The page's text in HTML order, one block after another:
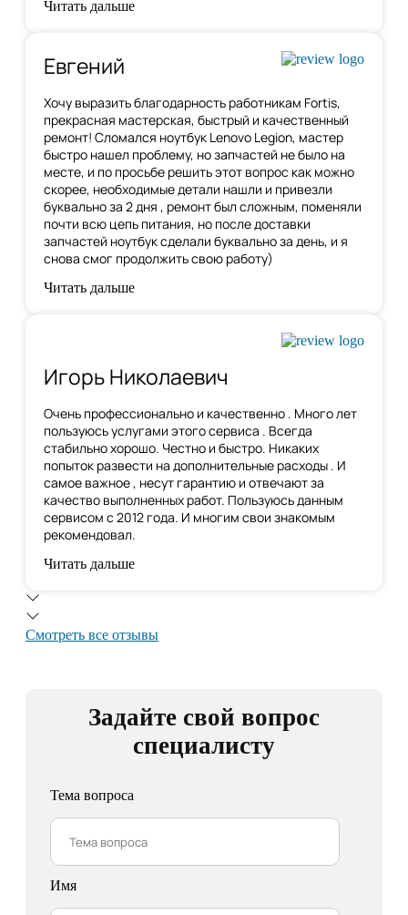
Читать дальше
Евгений
Хочу выразить благодарность работникам Fortis,
прекрасная мастерская, быстрый и качественный
ремонт! Сломался ноутбук Lenovo Legion, мастер
быстро нашел проблему, но запчастей не было на
месте, и по просьбе решить этот вопрос как можно
скорее, необходимые детали нашли и привезли
буквально за 2 дня , ремонт был сложным, поменяли
почти всю цепь питания, но после доставки
запчастей ноутбук сделали буквально за день, и я
снова смог продолжить свою работу)
Читать дальше
Игорь Николаевич
Очень профессионально и качественно . Много лет
пользуюсь услугами этого сервиса . Всегда
стабильно хорошо. Честно и быстро. Никаких
попыток развести на дополнительные расходы . И
самое важное , несут гарантию и отвечают за
качество выполненных работ. Пользуюсь данным
сервисом с 2012 года. И многим свои знакомым
рекомендовал.
Читать дальше
Смотреть все отзывы
Задайте свой вопрос
специалисту
Тема вопроса
Имя